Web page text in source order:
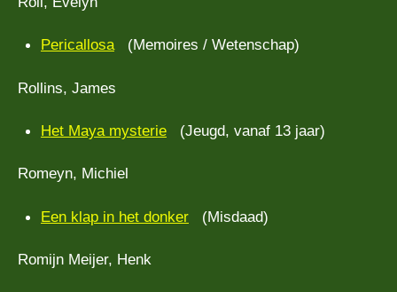
Pericallosa(Memoires / Wetenschap)
Rollins, James
Het Maya mysterie (Jeugd, vanaf 13 jaar)
Romeyn, Michiel
Een klap in het donker (Misdaad)
Romijn Meijer, Henk